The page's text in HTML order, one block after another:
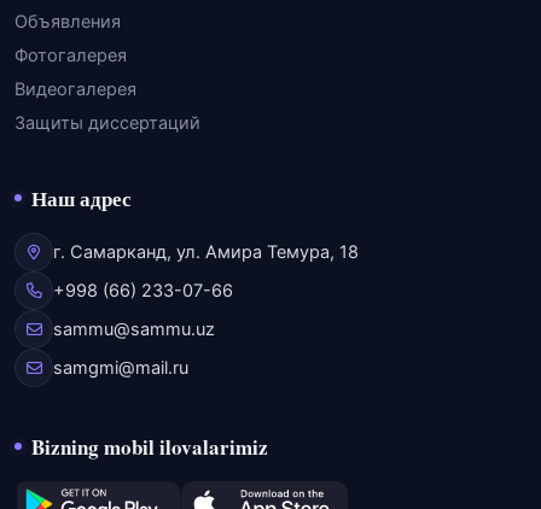
Объявления
Фотогалерея
Видеогалерея
Защиты диссертаций
Наш адрес
г. Самарканд, ул. Амира Темура, 18
+998 (66) 233-07-66
sammu@sammu.uz
samgmi@mail.ru
Bizning mobil ilovalarimiz